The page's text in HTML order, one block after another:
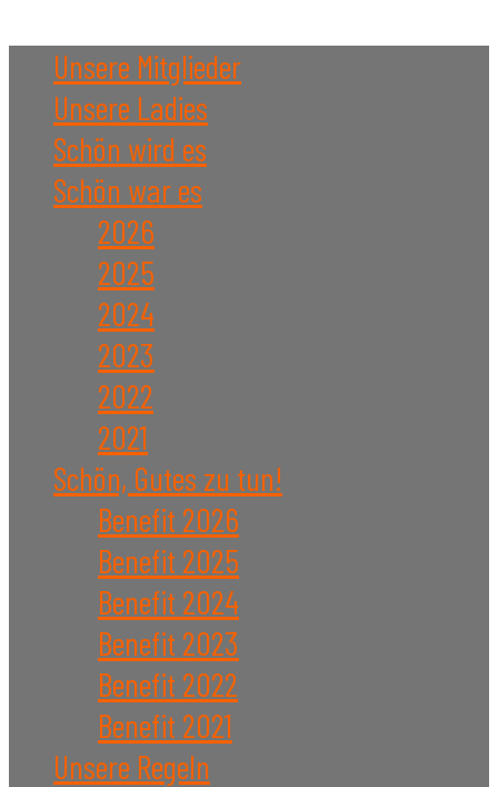
Unsere Mitglieder
Unsere Ladies
Schön wird es
Schön war es
2026
2025
2024
2023
2022
2021
Schön, Gutes zu tun!
Benefit 2026
Benefit 2025
Benefit 2024
Benefit 2023
Benefit 2022
Benefit 2021
Unsere Regeln